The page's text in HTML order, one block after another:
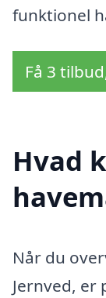
funktionel
Få 3
Hvad
Når du
Jernved,